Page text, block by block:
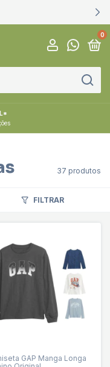
EUA
0
37 produtos
FILTRAR
GAP Manga Longa